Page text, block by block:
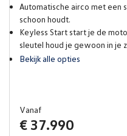
Automatische airco met een
schoon houdt.
Keyless Start start je de
sleutel houd je gewoon in je
Bekijk alle opties
Vanaf
€ 37.990